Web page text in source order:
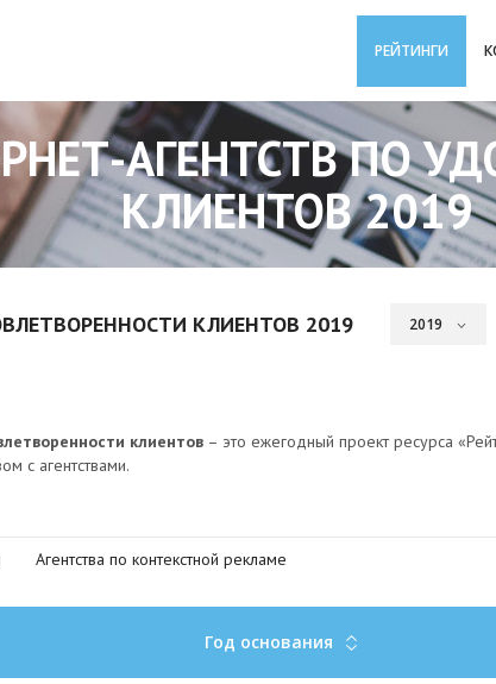
РЕЙТИНГИ
АГЕНТСТВ ПО
КЛИЕНТОВ 2019
КЛИЕНТОВ 2019
клиентов – это ежегодный проект ресурса
с агентствами.
Агентства по контекстной рекламе
Год основания